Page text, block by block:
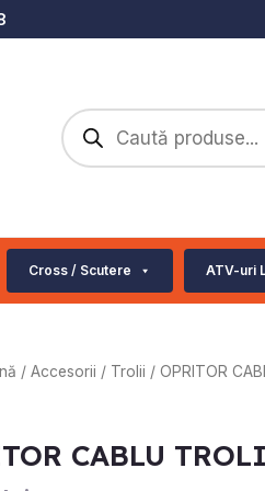
Products
search
Cross / Scutere ATV-uri
/ Accesorii / Trolii / OPRITOR
CABLU